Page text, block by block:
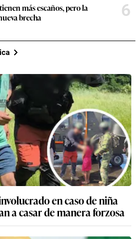
más escaños, pero la
brecha
6
en caso de niña
a casar de manera forzosa